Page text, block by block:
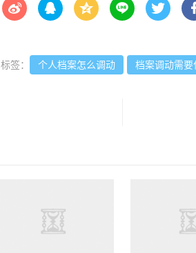
    
标签： 个人档案怎么调动 档案调动需要